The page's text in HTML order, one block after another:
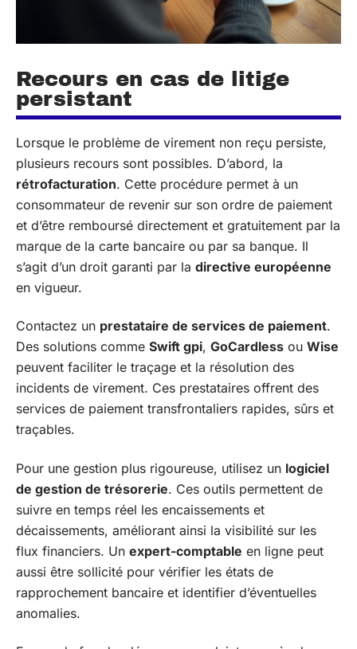
Recours en cas de litige
persistant
Lorsque le problème de virement non reçu persiste,
plusieurs recours sont possibles. D’abord, la
rétrofacturation. Cette procédure permet à un
consommateur de revenir sur son ordre de paiement
et d’être remboursé directement et gratuitement par la
marque de la carte bancaire ou par sa banque. Il
s’agit d’un droit garanti par la directive européenne
en vigueur.
Contactez un prestataire de services de paiement.
Des solutions comme Swift gpi, GoCardless ou Wise
peuvent faciliter le traçage et la résolution des
incidents de virement. Ces prestataires offrent des
services de paiement transfrontaliers rapides, sûrs et
traçables.
Pour une gestion plus rigoureuse, utilisez un logiciel
de gestion de trésorerie. Ces outils permettent de
suivre en temps réel les encaissements et
décaissements, améliorant ainsi la visibilité sur les
flux financiers. Un expert-comptable en ligne peut
aussi être sollicité pour vérifier les états de
rapprochement bancaire et identifier d’éventuelles
anomalies.